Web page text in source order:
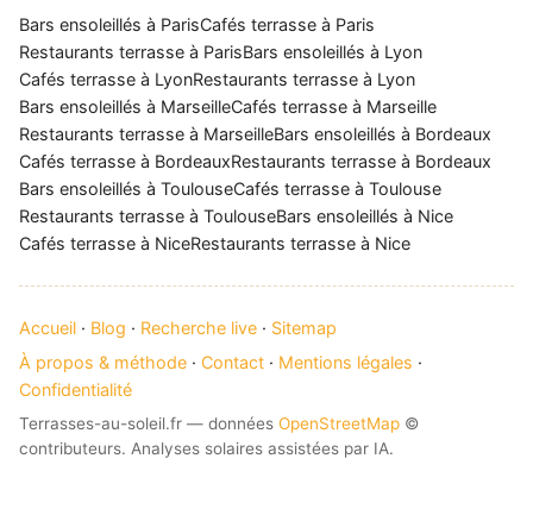
Bars ensoleillés à ParisCafés terrasse à Paris
Restaurants terrasse à ParisBars ensoleillés à Lyon
Cafés terrasse à LyonRestaurants terrasse à Lyon
Bars ensoleillés à MarseilleCafés terrasse à Marseille
Restaurants terrasse à MarseilleBars ensoleillés à Bordeaux
Cafés terrasse à BordeauxRestaurants terrasse à Bordeaux
Bars ensoleillés à ToulouseCafés terrasse à Toulouse
Restaurants terrasse à ToulouseBars ensoleillés à Nice
Cafés terrasse à NiceRestaurants terrasse à Nice
Accueil · Blog · Recherche live · Sitemap
À propos & méthode · Contact · Mentions légales ·
Confidentialité
Terrasses-au-soleil.fr — données OpenStreetMap ©
contributeurs. Analyses solaires assistées par IA.